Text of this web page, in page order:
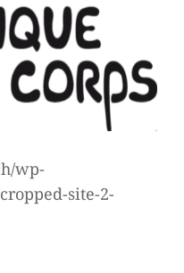
wp-
site-2-